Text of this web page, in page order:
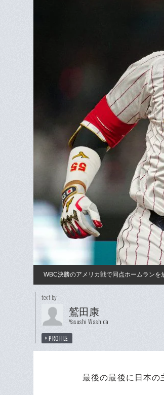
WBC決勝のアメリカ戦で同点ホームラン
text by
鷲田康
Yasushi Washida
PROFILE
最後の最後に日本の